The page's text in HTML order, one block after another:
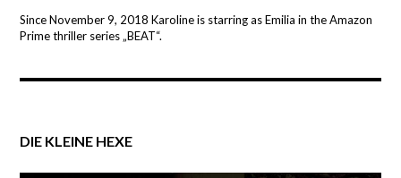
Since November 9, 2018 Karoline is starring as Emilia in the Amazon
Prime thriller series „BEAT“.
DIE KLEINE HEXE